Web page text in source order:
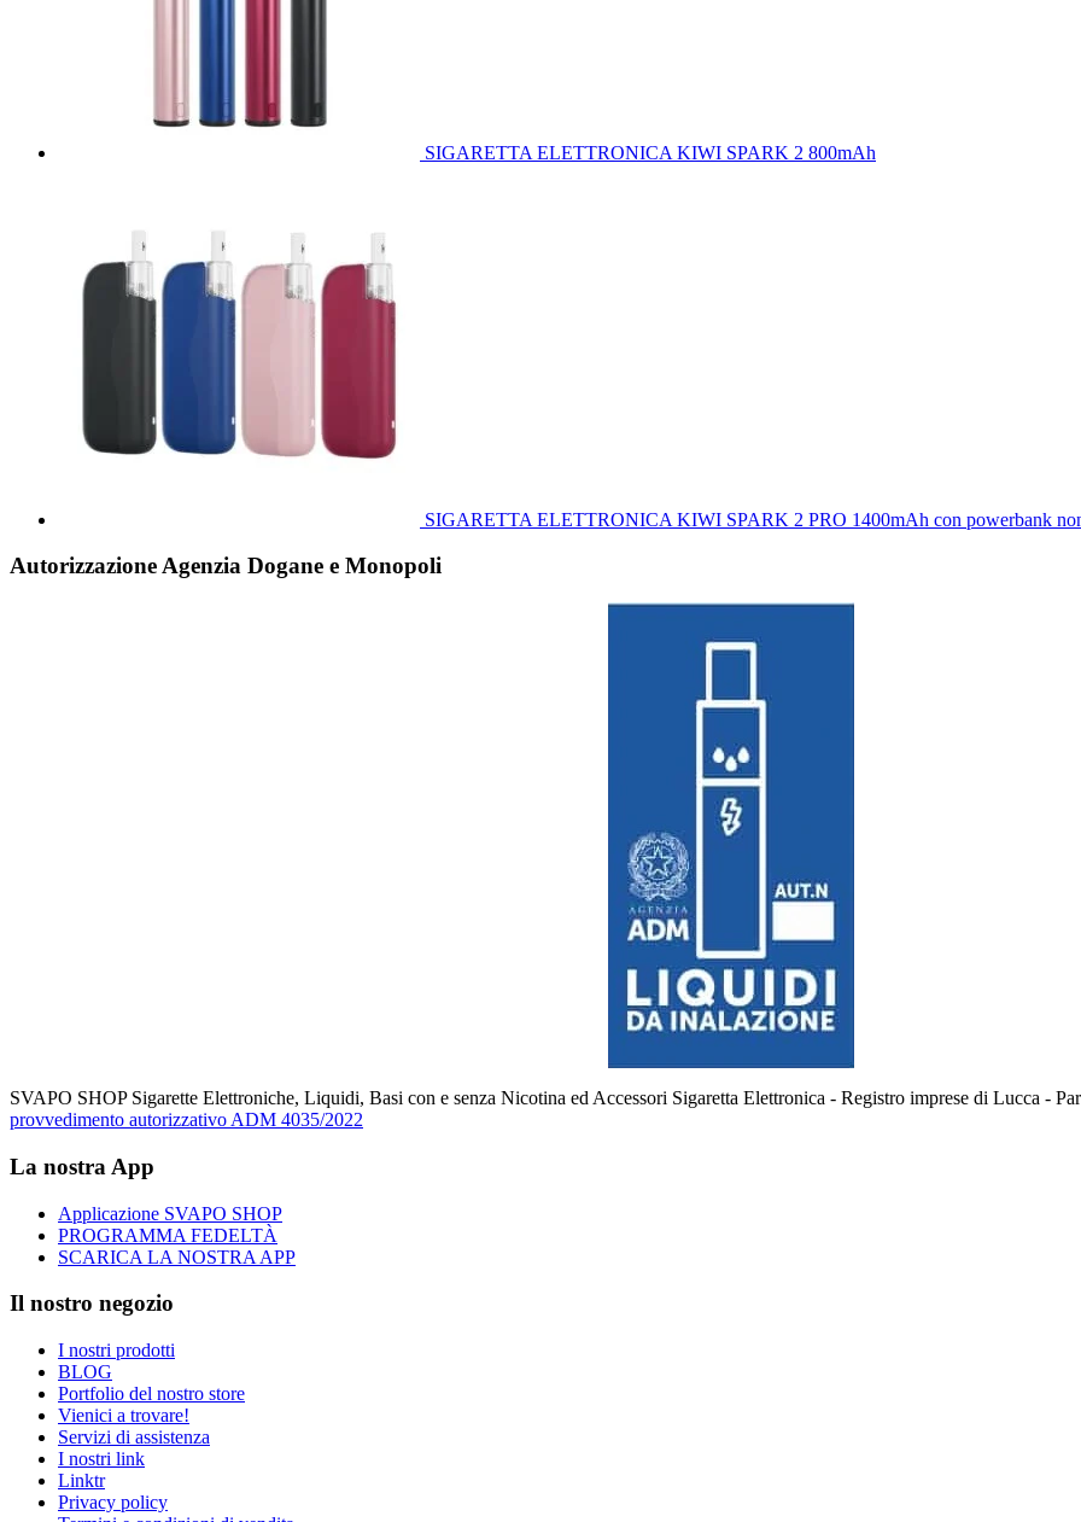
SIGARETTA ELETTRONICA KIWI SPARK 2 800mAh
SIGARETTA ELETTRONICA KIWI SPARK 2 PRO 1400mAh con powerbank
Autorizzazione Agenzia Dogane e Monopoli
SVAPO SHOP Sigarette Elettroniche, Liquidi, Basi con e senza Nicotina ed Accessori Sigaretta Elettronica - Registro imprese di Lucca -
provvedimento autorizzativo ADM 4035/2022
La nostra App
Applicazione SVAPO SHOP
PROGRAMMA FEDELTÀ
SCARICA LA NOSTRA APP
Il nostro negozio
I nostri prodotti
BLOG
Portfolio del nostro store
Vienici a trovare!
Servizi di assistenza
I nostri link
Linktr
Privacy policy